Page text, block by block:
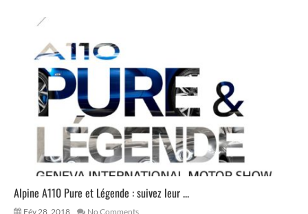
Alpine A110 Pure et Légende : suivez leur ...
Fév 28, 2018 No Comments